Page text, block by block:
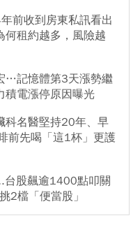
前收到房東私訊看出
何租約越多，風險越
…記憶體第3天漲勢繼
積電漲停原因曝光
科名醫堅持20年、早
前先喝「這1杯」更護
台股飆逾1400點叩關
2檔「便當股」